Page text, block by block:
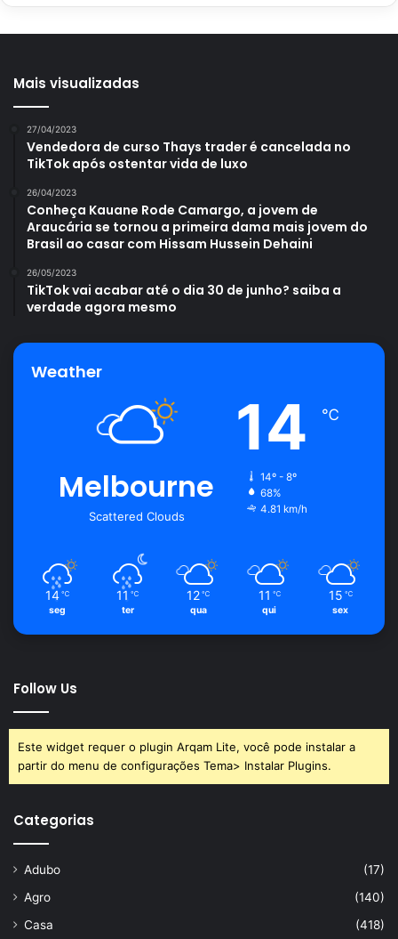
Mais visualizadas
27/04/2023
Vendedora de curso Thays trader é cancelada no
TikTok após ostentar vida de luxo
26/04/2023
Conheça Kauane Rode Camargo, a jovem de
Araucária se tornou a primeira dama mais jovem do
Brasil ao casar com Hissam Hussein Dehaini
26/05/2023
TikTok vai acabar até o dia 30 de junho? saiba a
verdade agora mesmo
Weather
Melbourne
Scattered Clouds
14 ℃
14º - 8º
68%
4.81 km/h
14 ℃
seg
11 ℃
ter
12 ℃
qua
11 ℃
qui
15 ℃
sex
Follow Us
Este widget requer o plugin Arqam Lite, você pode instalar a
partir do menu de configurações Tema> Instalar Plugins.
Categorias
Adubo
(17)
Agro
(140)
Casa
(418)